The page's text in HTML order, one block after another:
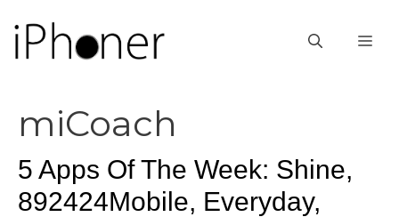
contenuto
miCoach
5 Apps Of The Week: Shine,
892424Mobile, Everyday,